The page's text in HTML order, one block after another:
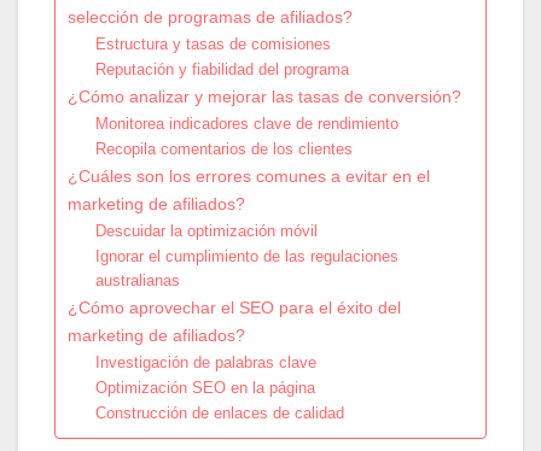
selección de programas de afiliados?
Estructura y tasas de comisiones
Reputación y fiabilidad del programa
¿Cómo analizar y mejorar las tasas de conversión?
Monitorea indicadores clave de rendimiento
Recopila comentarios de los clientes
¿Cuáles son los errores comunes a evitar en el
marketing de afiliados?
Descuidar la optimización móvil
Ignorar el cumplimiento de las regulaciones
australianas
¿Cómo aprovechar el SEO para el éxito del
marketing de afiliados?
Investigación de palabras clave
Optimización SEO en la página
Construcción de enlaces de calidad